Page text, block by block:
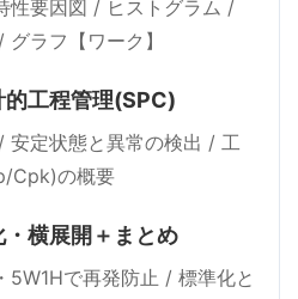
性要因図 / ヒストグラム /
ラフ【ワーク】
工程管理(SPC)
安定状態と異常の検出 / 工
Cpk)の概要
横展開＋まとめ
5W1Hで再発防止 / 標準化と